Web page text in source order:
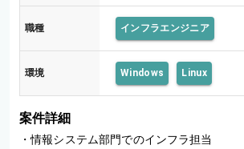
職種 インフラエンジニア
環境 Windows Linux
案件詳細
・情報システム部門でのインフラ担当